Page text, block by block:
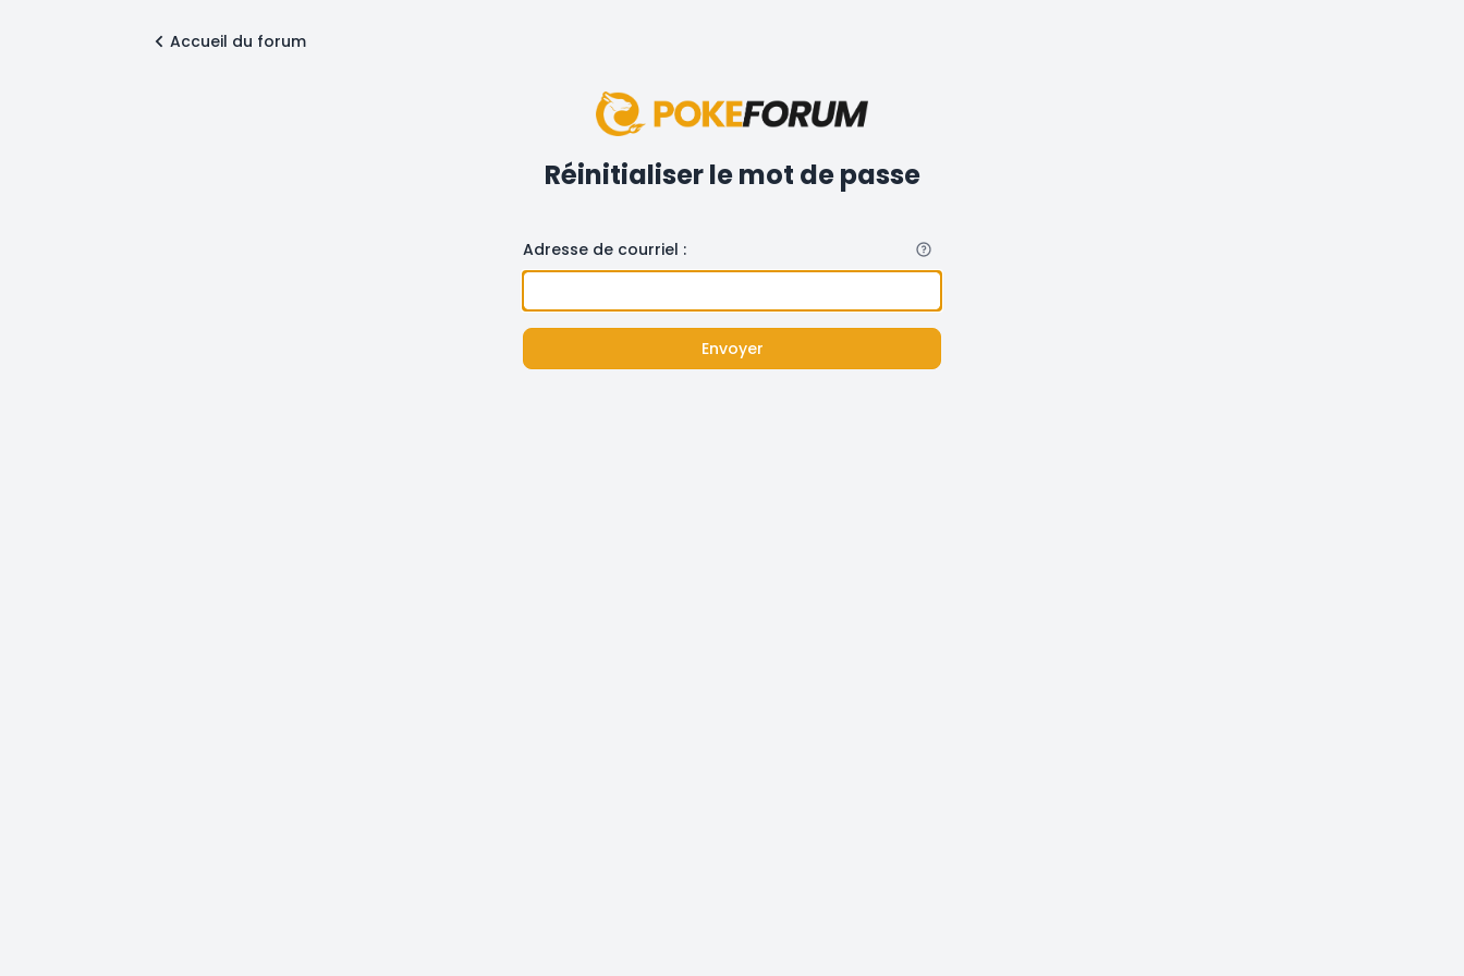
Accueil du forum
Réinitialiser le mot de passe
Adresse de courriel :
Envoyer